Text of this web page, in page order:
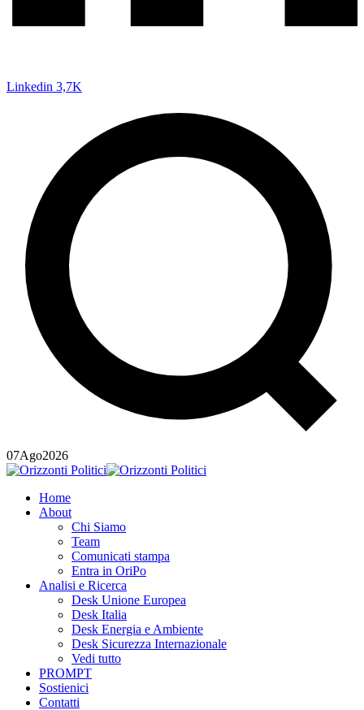
Linkedin 3,7K
07Ago2026
Home
About
Chi Siamo
Team
Comunicati stampa
Entra in OriPo
Analisi e Ricerca
Desk Unione Europea
Desk Italia
Desk Energia e Ambiente
Desk Sicurezza Internazionale
Vedi tutto
PROMPT
Sostienici
Contatti